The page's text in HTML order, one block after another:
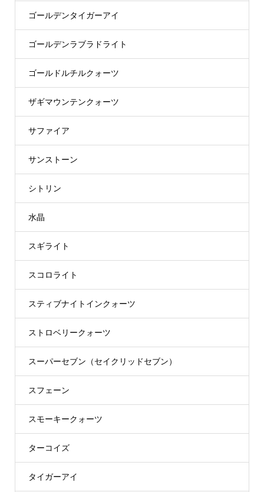
ゴールデンタイガーアイ
ゴールデンラブラドライト
ゴールドルチルクォーツ
ザギマウンテンクォーツ
サファイア
サンストーン
シトリン
水晶
スギライト
スコロライト
スティブナイトインクォーツ
ストロベリークォーツ
スーパーセブン（セイクリッドセブン）
スフェーン
スモーキークォーツ
ターコイズ
タイガーアイ